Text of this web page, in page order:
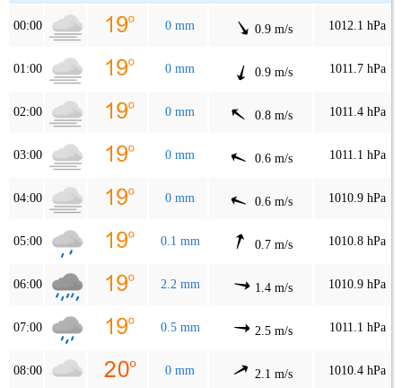
00:00 0 mm 0.9 m/s 1012.1 hPa
01:00 0 mm 0.9 m/s 1011.7 hPa
02:00 0 mm 0.8 m/s 1011.4 hPa
03:00 0 mm 0.6 m/s 1011.1 hPa
04:00 0 mm 0.6 m/s 1010.9 hPa
05:00 0.1 mm 0.7 m/s 1010.8 hPa
06:00 2.2 mm 1.4 m/s 1010.9 hPa
07:00 0.5 mm 2.5 m/s 1011.1 hPa
08:00 0 mm 2.1 m/s 1010.4 hPa